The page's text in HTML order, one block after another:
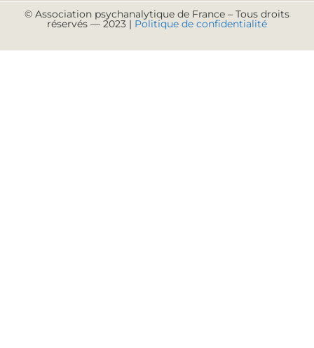
© Association psychanalytique de France – Tous droits
réservés — 2023 | Politique de confidentialité